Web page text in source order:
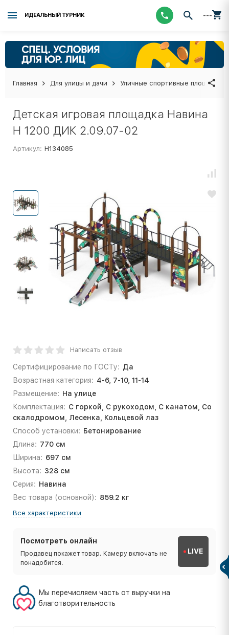
ИДЕАЛЬНЫЙ ТУРНИК ---
Главная Для улицы и дачи Уличные спортивные площадки
Детская игровая площадка Навина
Н 1200 ДИК 2.09.07-02
Артикул: Н134085
Написать отзыв
Сертифицирование по ГОСТу: Да
Возрастная категория: 4-6, 7-10, 11-14
Размещение: На улице
Комплектация: С горкой, С рукоходом, С канатом, Со
скалодромом, Лесенка, Кольцевой лаз
Способ установки: Бетонирование
Длина: 770 см
Ширина: 697 см
Высота: 328 см
Серия: Навина
Вес товара (основной): 859.2 кг
Все характеристики
Посмотреть онлайн
Продавец покажет товар. Камеру включать не
понадобится.
LIVE
Мы перечисляем часть от выручки на
благотворительность